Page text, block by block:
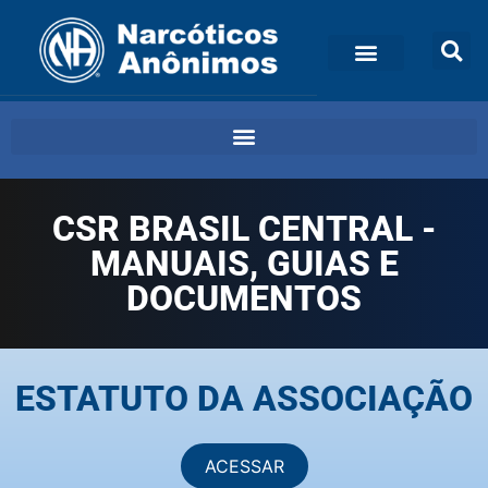
CSR BRASIL CENTRAL -
MANUAIS, GUIAS E
DOCUMENTOS
ESTATUTO DA ASSOCIAÇÃO
ACESSAR